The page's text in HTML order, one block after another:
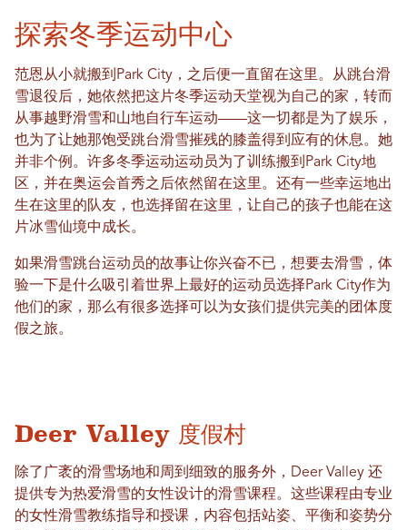
探索冬季运动中心
范恩从小就搬到Park City，之后便一直留在这里。从跳台滑
雪退役后，她依然把这片冬季运动天堂视为自己的家，转而
从事越野滑雪和山地自行车运动——这一切都是为了娱乐，
也为了让她那饱受跳台滑雪摧残的膝盖得到应有的休息。她
并非个例。许多冬季运动运动员为了训练搬到Park City地
区，并在奥运会首秀之后依然留在这里。还有一些幸运地出
生在这里的队友，也选择留在这里，让自己的孩子也能在这
片冰雪仙境中成长。
如果滑雪跳台运动员的故事让你兴奋不已，想要去滑雪，体
验一下是什么吸引着世界上最好的运动员选择Park City作为
他们的家，那么有很多选择可以为女孩们提供完美的团体度
假之旅。
Deer Valley 度假村
除了广袤的滑雪场地和周到细致的服务外，Deer Valley 还
提供专为热爱滑雪的女性设计的滑雪课程。这些课程由专业
的女性滑雪教练指导和授课，内容包括站姿、平衡和姿势分